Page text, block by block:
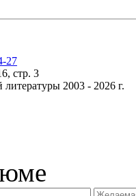
27
стр. 3
литературы 2003 - 2026 г.